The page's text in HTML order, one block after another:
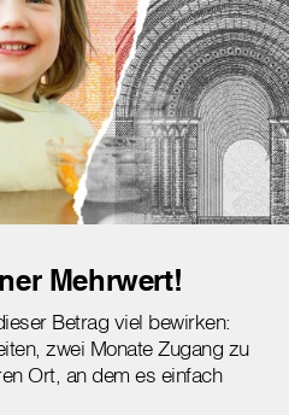
Mehrwert!
Betrag viel bewirken:
zwei Monate Zugang zu
Ort, an dem es einfach